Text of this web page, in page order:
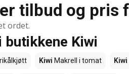
tilbud og pris
ordet.
Kiwi
Kiwi Makrell i tomat Kiwi